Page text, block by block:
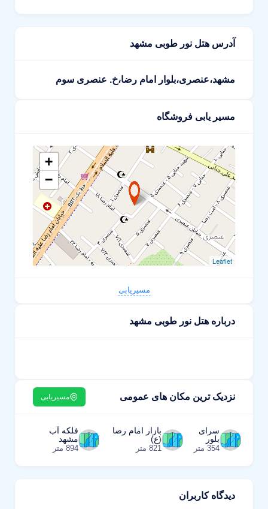
آدرس هتل نور طوبی مشهد
مشهد،عنصری،بلوار امام رضا،خ. عنصری سوم
مسیر یابی فروشگاه
+
−
Leaflet
مسیریابی
درباره هتل نور طوبی مشهد
نزدیک ترین مکان های عمومی مسیریابی
سرای
بلور
354 متر
بازار امام رضا
(ع)
821 متر
فلکه آب
مشهد
894 متر
دیدگاه کاربران